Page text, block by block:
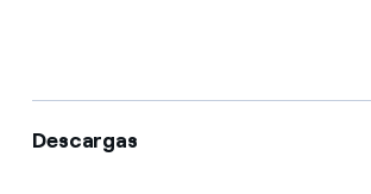
Descargas